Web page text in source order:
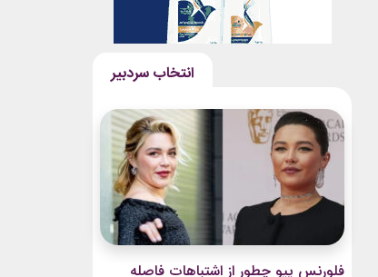
فلورنس پیو چطور از اشتباهات فاصله